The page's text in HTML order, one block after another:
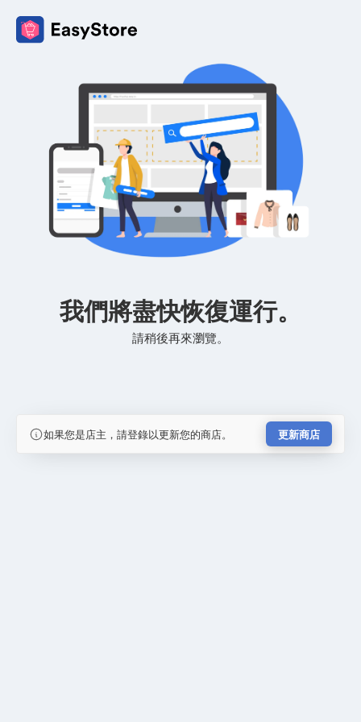
我們將盡快恢復運行。
請稍後再來瀏覽。
如果您是店主，請登錄以更新您的商店。 更新商店